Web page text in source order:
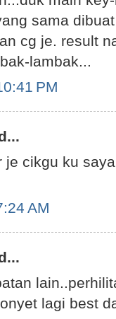
sama
cg je. result
lambak...
PM
je cikgu ku
AM
lagi best